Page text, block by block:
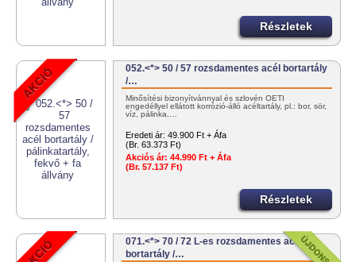
Részletek
052.<*> 50 / 57 rozsdamentes acél bortartály
/…
Minősítési bizonyítvánnyal és szlovén OÉTI
engedéllyel ellátott korrózió-álló acéltartály, pl.: bor, sör,
víz, pálinka,…
Eredeti ár: 49.900 Ft + Áfa
(Br. 63.373 Ft)
Akciós ár: 44.990 Ft + Áfa
(Br. 57.137 Ft)
Részletek
071.<*> 70 / 72 L-es rozsdamentes acél
bortartály /…